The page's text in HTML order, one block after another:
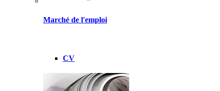
Marché de l'emploi
CV